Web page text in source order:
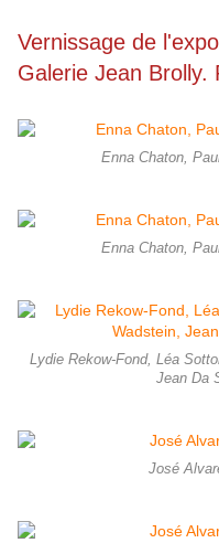
Vernissage de
Galerie Jean Brolly.
Enna Chaton,
Enna Chaton,
Lydie Rekow-Fond, Léa
Jean Da
José